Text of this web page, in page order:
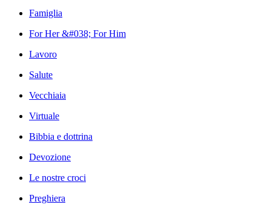
Famiglia
For Her &#038; For Him
Lavoro
Salute
Vecchiaia
Virtuale
Bibbia e dottrina
Devozione
Le nostre croci
Preghiera